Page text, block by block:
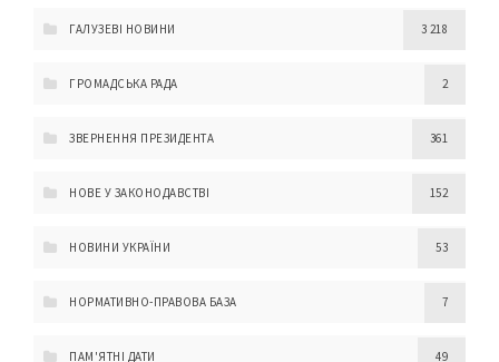
ГАЛУЗЕВІ НОВИНИ 3 218
ГРОМАДСЬКА РАДА 2
ЗВЕРНЕННЯ ПРЕЗИДЕНТА 361
НОВЕ У ЗАКОНОДАВСТВІ 152
НОВИНИ УКРАЇНИ 53
НОРМАТИВНО-ПРАВОВА БАЗА 7
ПАМ'ЯТНІ ДАТИ 49